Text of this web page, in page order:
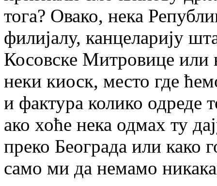
тога? Овако, нека
филијалу, канцеларију
Косовске Митровице или
неки киоск, место где
и фактура колико одреде
ако хоће нека одмах ту
преко Београда или како
само ми да немамо